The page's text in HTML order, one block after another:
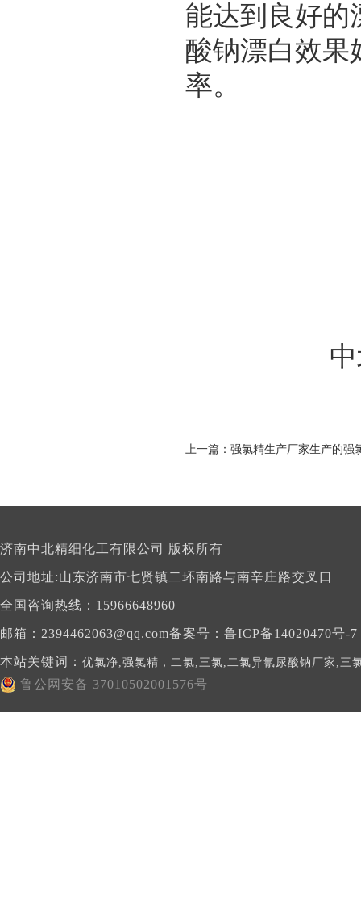
能达到良好的
酸钠漂白效果
率。
上一篇：强氯精生产厂家生产的强
济南中北精细化工有限公司 版权所有
公司地址:山东济南市七贤镇二环南路与南辛庄路交叉口
全国咨询热线：15966648960
邮箱：2394462063@qq.com备案号： 鲁ICP备14020470号-7
本站关键词： 优氯净,强氯精，二氯,三氯,二氯异氰尿酸钠厂家,三
鲁公网安备 37010502001576号